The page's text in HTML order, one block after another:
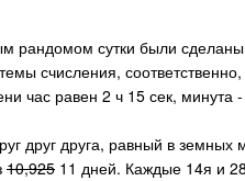
рандомом сутки были
счисления,
час равен 2 ч 15 сек, минута
друг друга, равный в
10,925 11 дней. Каждые 14я и